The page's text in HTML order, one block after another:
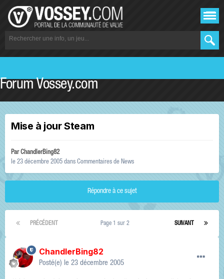
Forum Vossey.com
Mise à jour Steam
ParChandlerBing82
le 23 décembre 2005 dans Commentaires de News
Répondre à ce sujet
PRÉCÉDENT SUIVANT
Page 1 sur 2
ChandlerBing82
Posté(e) le 23 décembre 2005